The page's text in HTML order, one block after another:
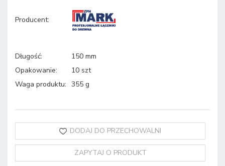
Producent:
Długość:
150 mm
Opakowanie:
10 szt
Waga produktu: 355 g
DODAJ DO PRZECHOWALNI
ZAPYTAJ O PRODUKT